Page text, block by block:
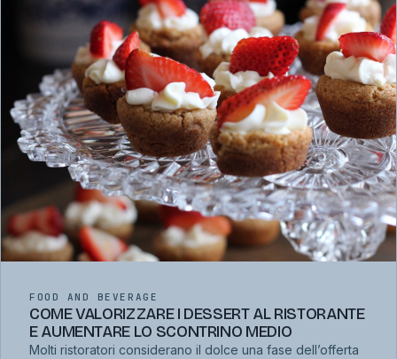
FOOD AND BEVERAGE
COME VALORIZZARE I DESSERT AL RISTORANTE
E AUMENTARE LO SCONTRINO MEDIO
Molti ristoratori considerano il dolce una fase dell’offerta